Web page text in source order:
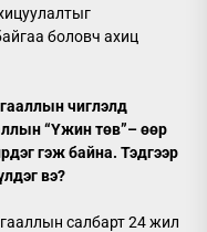
боловч ахиц
чиглэлд
“Үжинтөв”–өөр
гэж байна. Тэдгээр
вэ?
салбарт 24 жил